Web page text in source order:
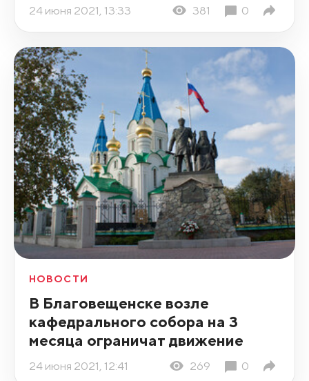
24 июня 2021, 13:33 381 0
НОВОСТИ
В Благовещенске возле
кафедрального собора на 3
месяца ограничат движение
24 июня 2021, 12:41 269 0